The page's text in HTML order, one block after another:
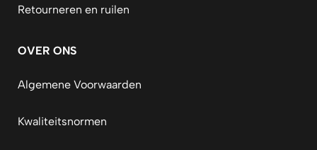
Retourneren en ruilen
OVER ONS
Algemene Voorwaarden
Kwaliteitsnormen